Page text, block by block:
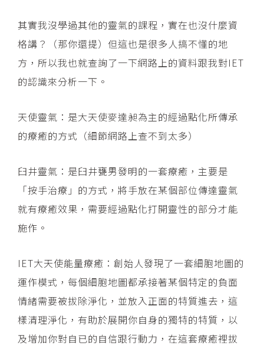
其實我沒學過其他的靈氣的課程，實在也沒什麼資
格講？（那你還提）但這也是很多人搞不懂的地
方，所以我也就查詢了一下網路上的資料跟我對IET
的認識來分析一下。
天使靈氣：是大天使麥達昶為主的經過點化所傳承
的療癒的方式（細節網路上查不到太多）
臼井靈氣：是臼井甕男發明的一套療癒，主要是
「按手治療」的方式，將手放在某個部位傳達靈氣
就有療癒效果，需要經過點化打開靈性的部分才能
施作。
IET大天使能量療癒：創始人發現了一套細胞地圖的
運作模式，每個細胞地圖都承接著某個特定的負面
情緒需要被拔除淨化，並放入正面的特質進去，這
樣清理淨化，有助於展開你自身的獨特的特質，以
及增加你對自已的自信跟行動力，在這套療癒裡拔